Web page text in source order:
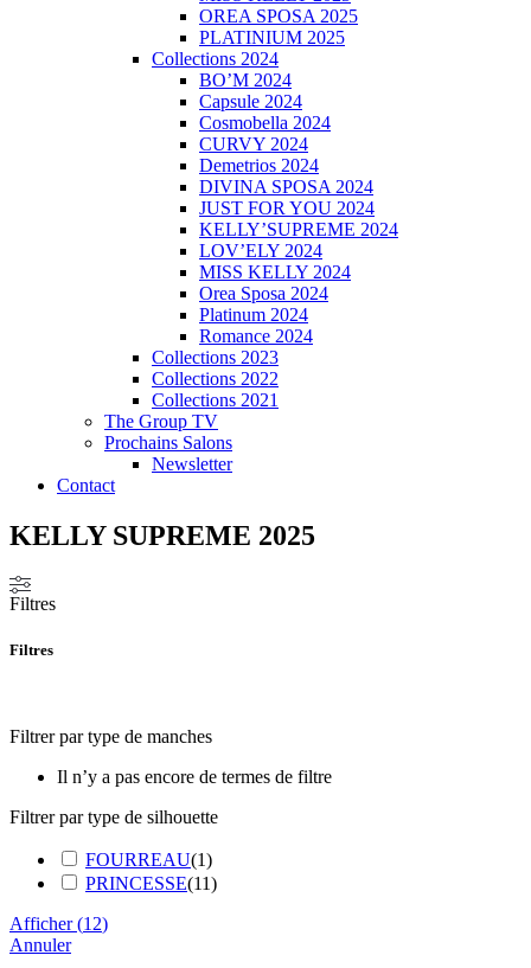
OREA SPOSA 2025
PLATINIUM 2025
Collections 2024
BO’M 2024
Capsule 2024
Cosmobella 2024
CURVY 2024
Demetrios 2024
DIVINA SPOSA 2024
JUST FOR YOU 2024
KELLY’SUPREME 2024
LOV’ELY 2024
MISS KELLY 2024
Orea Sposa 2024
Platinum 2024
Romance 2024
Collections 2023
Collections 2022
Collections 2021
The Group TV
Prochains Salons
Newsletter
Contact
KELLY SUPREME 2025
Filtres
Filtres
Filtrer par type de manches
Il n’y a pas encore de termes de filtre
Filtrer par type de silhouette
FOURREAU(1)
PRINCESSE(11)
Afficher(12)
Annuler